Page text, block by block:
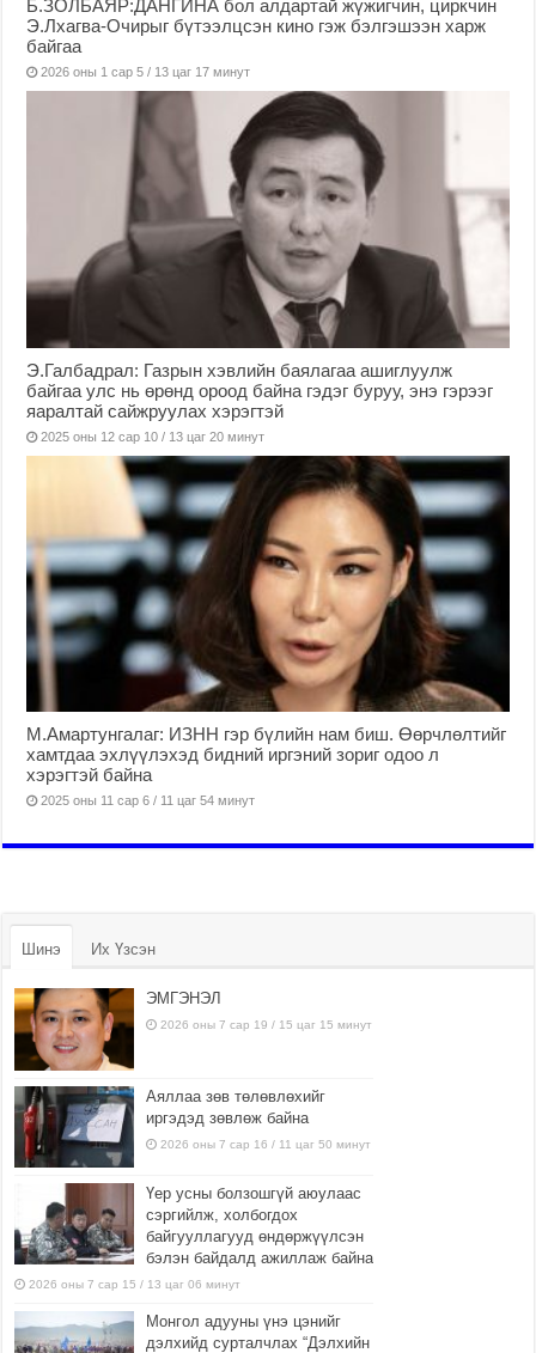
Б.ЗОЛБАЯР:ДАНГИНА бол алдартай жүжигчин, циркчин
Э.Лхагва-Очирыг бүтээлцсэн кино гэж бэлгэшээн харж
байгаа
2026 оны 1 сар 5 / 13 цаг 17 минут
Э.Галбадрал: Газрын хэвлийн баялагаа ашиглуулж
байгаа улс нь өрөнд ороод байна гэдэг буруу, энэ гэрээг
яаралтай сайжруулах хэрэгтэй
2025 оны 12 сар 10 / 13 цаг 20 минут
М.Амартунгалаг: ИЗНН гэр бүлийн нам биш. Өөрчлөлтийг
хамтдаа эхлүүлэхэд бидний иргэний зориг одоо л
хэрэгтэй байна
2025 оны 11 сар 6 / 11 цаг 54 минут
Шинэ Их Үзсэн
ЭМГЭНЭЛ
2026 оны 7 сар 19 / 15 цаг 15 минут
Аяллаа зөв төлөвлөхийг
иргэдэд зөвлөж байна
2026 оны 7 сар 16 / 11 цаг 50 минут
Үер усны болзошгүй аюулаас
сэргийлж, холбогдох
байгууллагууд өндөржүүлсэн
бэлэн байдалд ажиллаж байна
2026 оны 7 сар 15 / 13 цаг 06 минут
Монгол адууны үнэ цэнийг
дэлхийд сурталчлах “Дэлхийн